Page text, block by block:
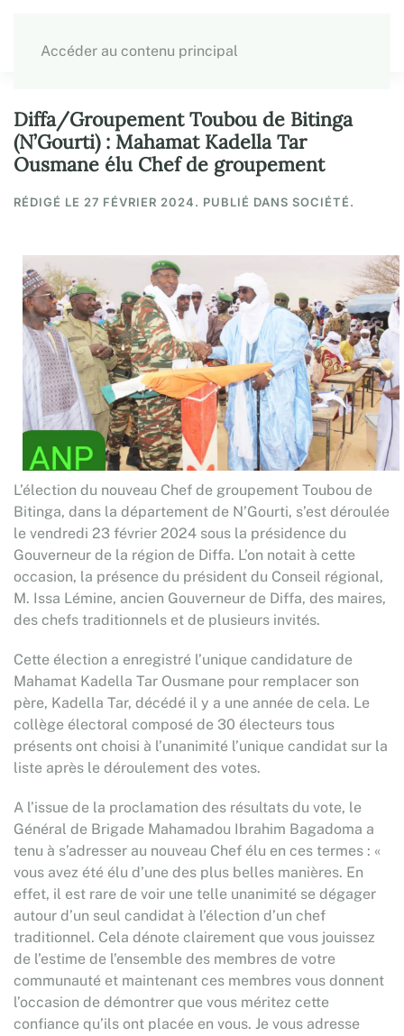
Accéder au contenu principal
Diffa/Groupement Toubou de Bitinga
(N’Gourti) : Mahamat Kadella Tar
Ousmane élu Chef de groupement
RÉDIGÉ LE 27 FÉVRIER 2024. PUBLIÉ DANS SOCIÉTÉ.
L’élection du nouveau Chef de groupement Toubou de
Bitinga, dans la département de N’Gourti, s’est déroulée
le vendredi 23 février 2024 sous la présidence du
Gouverneur de la région de Diffa. L’on notait à cette
occasion, la présence du président du Conseil régional,
M. Issa Lémine, ancien Gouverneur de Diffa, des maires,
des chefs traditionnels et de plusieurs invités.
Cette élection a enregistré l’unique candidature de
Mahamat Kadella Tar Ousmane pour remplacer son
père, Kadella Tar, décédé il y a une année de cela. Le
collège électoral composé de 30 électeurs tous
présents ont choisi à l’unanimité l’unique candidat sur la
liste après le déroulement des votes.
A l’issue de la proclamation des résultats du vote, le
Général de Brigade Mahamadou Ibrahim Bagadoma a
tenu à s’adresser au nouveau Chef élu en ces termes : «
vous avez été élu d’une des plus belles manières. En
effet, il est rare de voir une telle unanimité se dégager
autour d’un seul candidat à l’élection d’un chef
traditionnel. Cela dénote clairement que vous jouissez
de l’estime de l’ensemble des membres de votre
communauté et maintenant ces membres vous donnent
l’occasion de démontrer que vous méritez cette
confiance qu’ils ont placée en vous. Je vous adresse